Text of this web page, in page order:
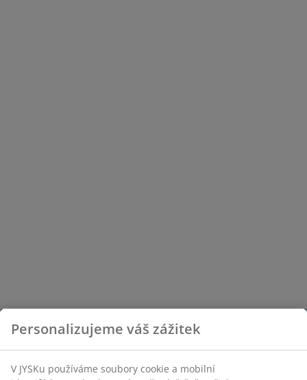
Personalizujeme váš zážitek
V JYSKu používáme soubory cookie a mobilní